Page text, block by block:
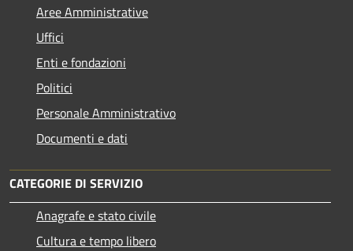
Aree Amministrative
Uffici
Enti e fondazioni
Politici
Personale Amministrativo
Documenti e dati
CATEGORIE DI SERVIZIO
Anagrafe e stato civile
Cultura e tempo libero